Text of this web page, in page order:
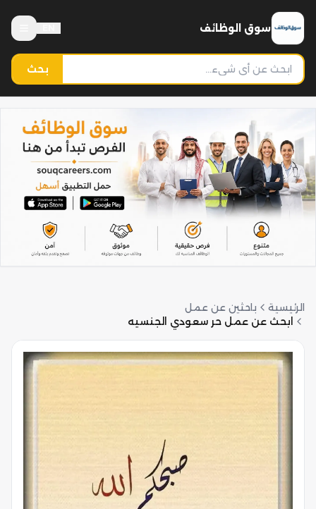
سوق الوظائف
بحث
الرئيسية
باحثين عن عمل
ابحث عن عمل حر سعودي الجنسيه